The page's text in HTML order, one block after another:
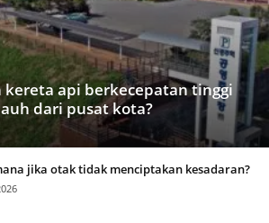
kereta api berkecepatan tinggi
dari pusat kota?
jika otak tidak menciptakan kesadaran?